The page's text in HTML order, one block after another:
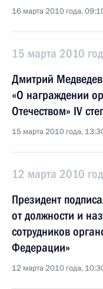
16 марта 2010 года,
15 марта 2010
Дмитрий
«О награждении
Отечеством» IV
15 марта 2010 года,
12 марта 2010
Президент
от должности и
сотрудников
Федерации»
12 марта 2010 года,